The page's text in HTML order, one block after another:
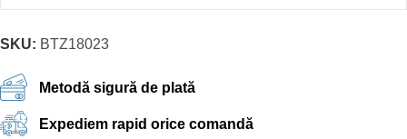
SKU: BTZ18023
Metodă sigură de plată
Expediem rapid orice comandă